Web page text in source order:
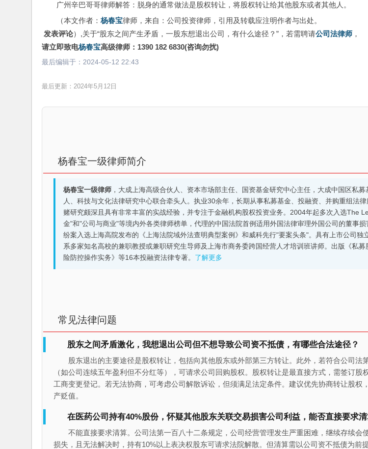
广州辛巴哥哥律师解答：脱身的通常做法是股权转让，将股权转让给其他股东或者其他人。
（本文作者： 杨春宝律师，来自：公司投资律师，引用及转载应注明作者与出处。
发表评论）,关于“股东之间产生矛盾，一股东想退出公司，有什么途径？”，若需聘请公司法律师 ，
请立即致电杨春宝高级律师：1390 182 6830(咨询勿扰)
最后编辑于： 2024-05-12 22:43
最后更新：2024年5月12日
杨春宝一级律师简介
杨春宝一级律师，大成上海高级合伙人、资本市场部主任、国资基金研究中心主任，大成中国区私募
人、科技与文化法律研究中心联合牵头人。执业30余年，长期从事私募基金、投融资、并购重组法
赌研究颇深且具有非常丰富的实战经验，并专注于金融机构股权投资业务。2004年起多次入选The
金"和"公司与商业"等境内外各类律师榜单，代理的中国法院首例适用外国法律审理外国公司的董事损
纷案入选上海高院发布的《上海法院域外法查明典型案例》和威科先行"要案头条"。具有上市公司独
系多家知名高校的兼职教授或兼职研究生导师及上海市商务委跨国经营人才培训班讲师。出版《私募
险防控操作实务》等16本投融资法律专著。 了解更多
常见法律问题
股东之间矛盾激化，我想退出公司但不想导致公司资不抵债，有哪些合法途径？
股东退出的主要途径是股权转让，包括向其他股东或外部第三方转让。此外，若符合公司法
（如公司连续五年盈利但不分红等），可请求公司回购股权。股权转让是最直接方式，需签订股
工商变更登记。若无法协商，可考虑公司解散诉讼，但须满足法定条件。建议优先协商转让股权
产贬值。
在医药公司持有40%股份，怀疑其他股东关联交易损害公司利益，能否直接要求清
不能直接要求清算。公司法第一百八十二条规定，公司经营管理发生严重困难，继续存续会
损失，且无法解决时，持有10%以上表决权股东可请求法院解散。但清算需以公司资不抵债为前